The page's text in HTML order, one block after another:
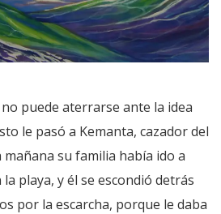
puede aterrarse ante la idea
le pasó a Kemanta, cazador del
mañana su familia había ido a
playa, y él se escondió detrás
por la escarcha, porque le daba